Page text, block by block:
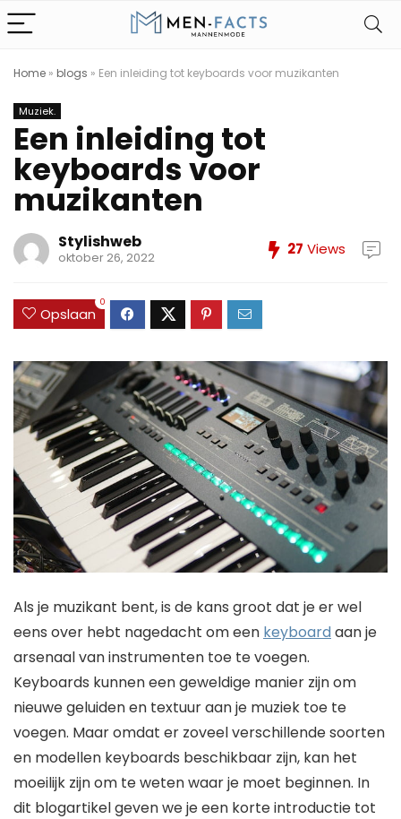
Home » blogs » Een inleiding tot keyboards voor muzikanten
Muziek.
Een inleiding tot
keyboards voor
muzikanten
Stylishweb
oktober 26, 2022 27 Views
Opslaan
0
Als je muzikant bent, is de kans groot dat je er wel
eens over hebt nagedacht om een keyboardaan je
arsenaal van instrumenten toe te voegen.
Keyboards kunnen een geweldige manier zijn om
nieuwe geluiden en textuur aan je muziek toe te
voegen. Maar omdat er zoveel verschillende soorten
en modellen keyboards beschikbaar zijn, kan het
moeilijk zijn om te weten waar je moet beginnen. In
dit blogartikel geven we je een korte introductie tot